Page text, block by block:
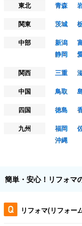
東北
青森
関東
茨城
中部
新潟
静岡
関西
三重
中国
鳥取
四国
徳島
九州
福岡
沖縄
簡単・安心！リフォマ
リフォマ(リフォー